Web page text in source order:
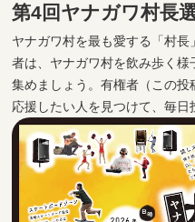
第4回ヤナガワ村長
ヤナガワ村を最も愛する「村
者は、ヤナガワ村を飲み歩く
集めましょう。有権者（この
応援したい人を見つけて、毎日